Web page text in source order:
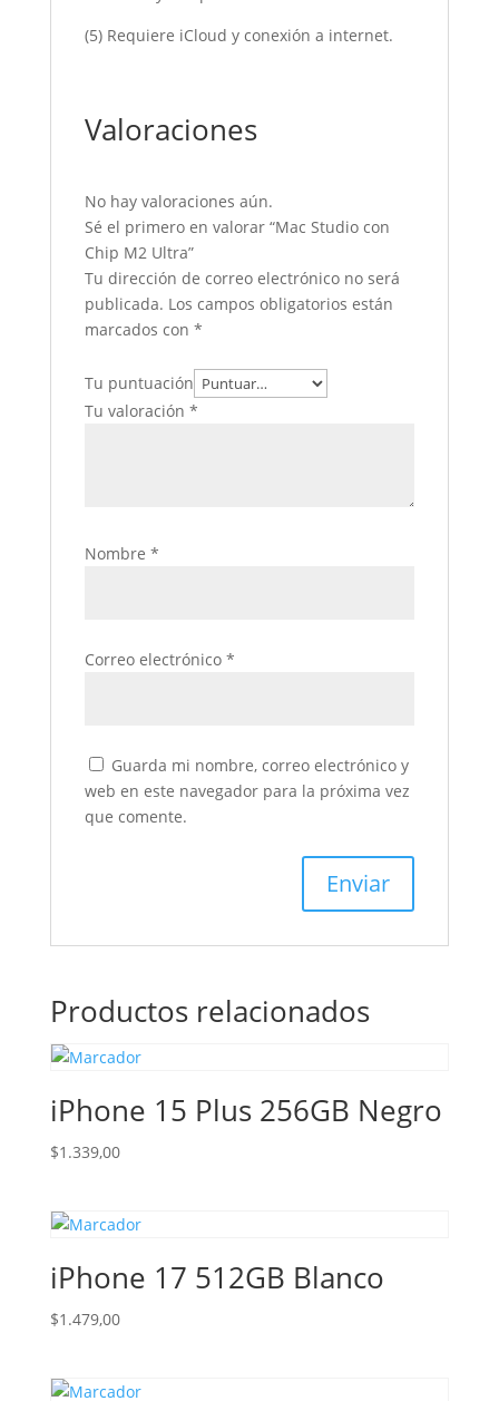
(5) Requiere iCloud y conexión a internet.
Valoraciones
No hay valoraciones aún.
Sé el primero en valorar “Mac Studio con
Chip M2 Ultra”
Tu dirección de correo electrónico no será
publicada. Los campos obligatorios están
marcados con *
Tu puntuación
Tu valoración *
Nombre *
Correo electrónico *
Guarda mi nombre, correo electrónico y
web en este navegador para la próxima vez
que comente.
Productos relacionados
iPhone 15 Plus 256GB Negro
$1.339,00
iPhone 17 512GB Blanco
$1.479,00